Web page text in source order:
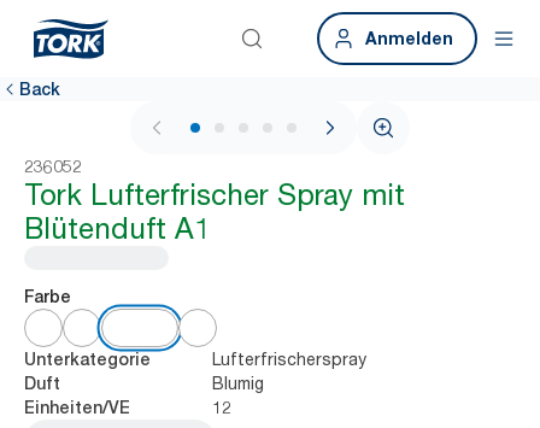
Anmelden
Back
1 / 6
236052
Tork Lufterfrischer Spray mit
Blütenduft A1
Farbe
Unterkategorie Lufterfrischerspray
Duft Blumig
Einheiten/VE 12